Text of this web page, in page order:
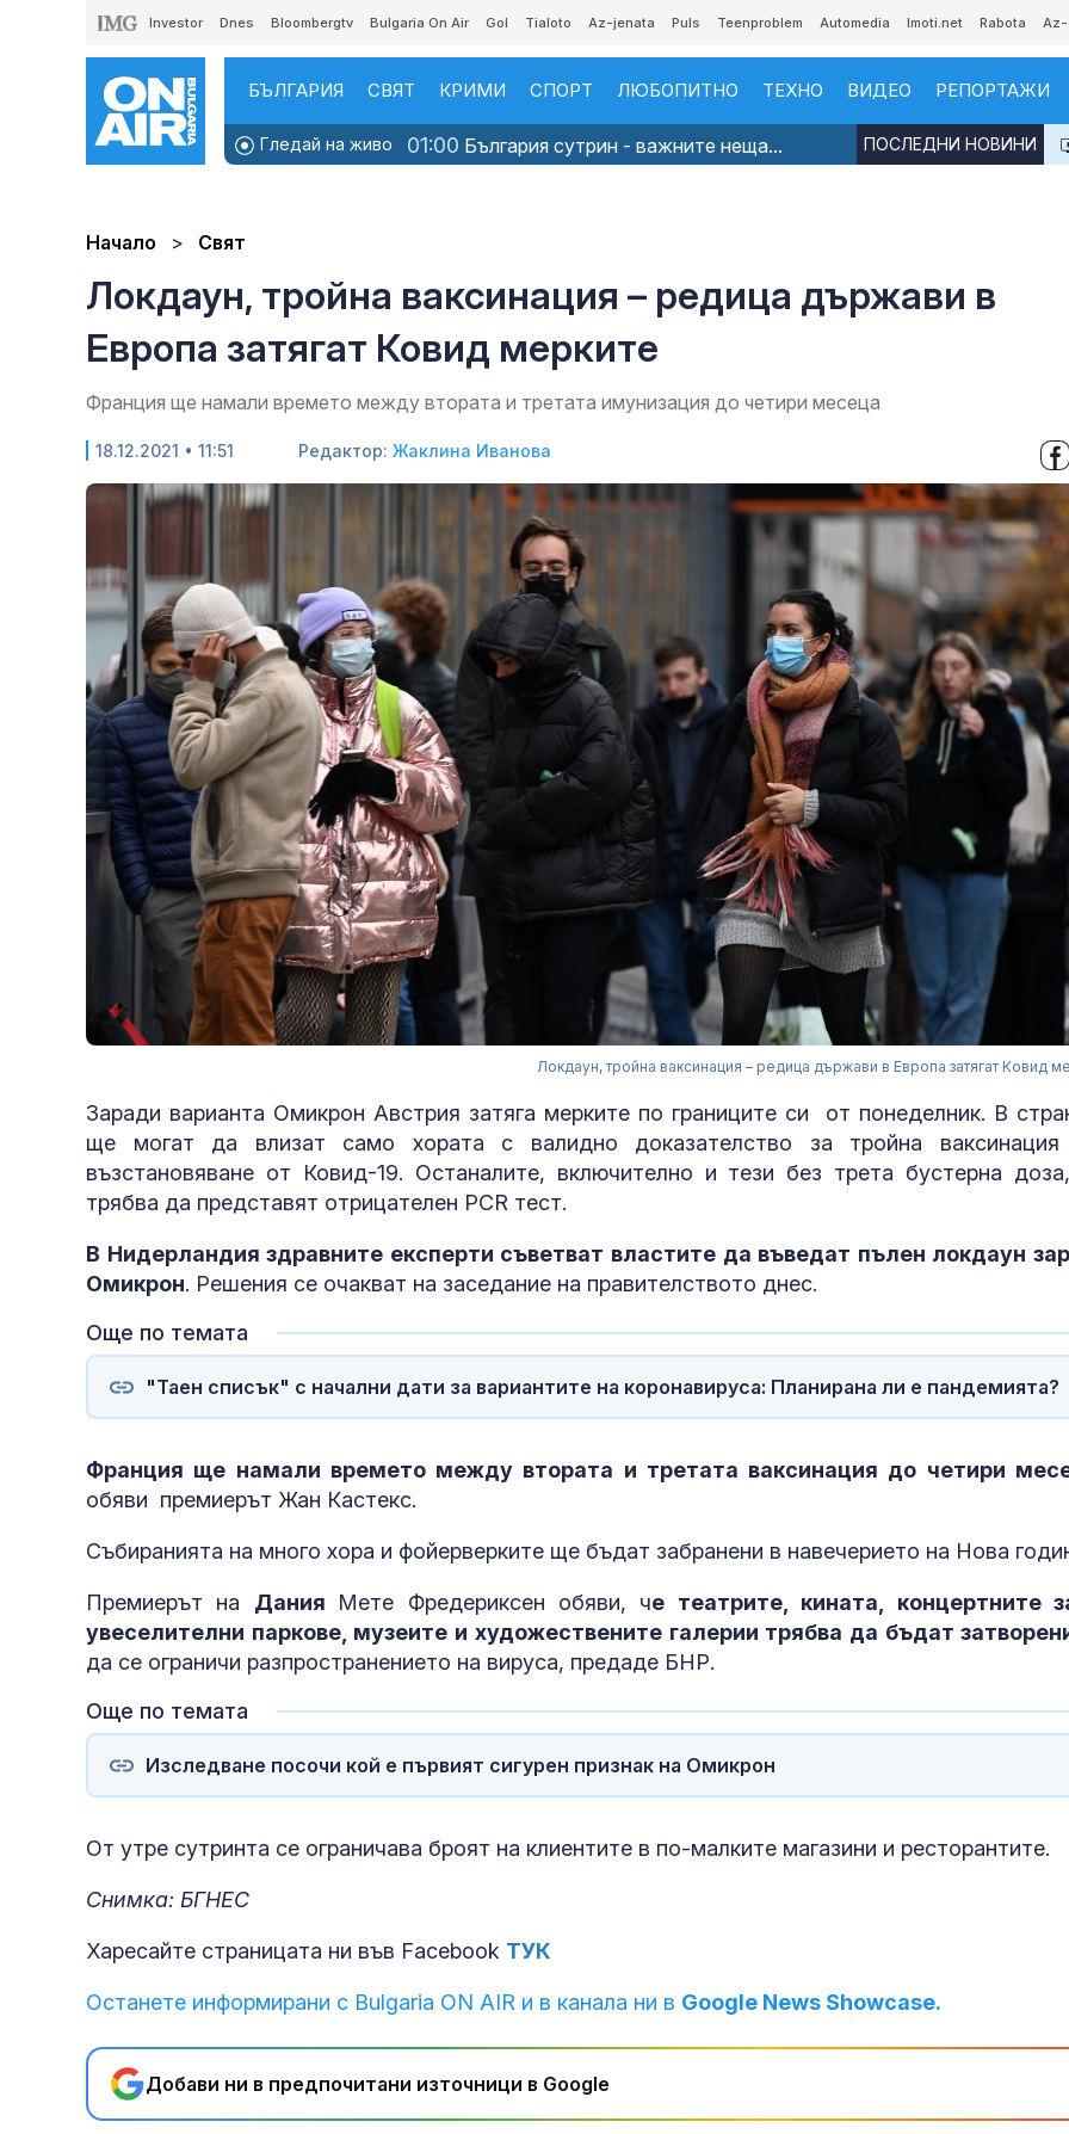
Investor Dnes Bloombergtv Bulgaria On Air Gol Tialoto Az-jenata Puls Teenproblem Automedia Imoti.net Rabota
БЪЛГАРИЯ СВЯТ КРИМИ СПОРТ ЛЮБОПИТНО ТЕХНО ВИДЕО РЕПОРТАЖИ
Гледай на живо 01:00 България сутрин - важните неща... ПОСЛЕДНИ НОВИНИ
Начало Свят
Локдаун, тройна ваксинация – редица държави в
Европа затягат Ковид мерките
Франция ще намали времето между втората и третата имунизация до четири месеца
18.12.2021 • 11:51 Редактор: Жаклина Иванова
Локдаун, тройна ваксинация – редица държави в Европа затягат Ковид
Заради варианта Омикрон Австрия затяга мерките по границите си от понеделник. В
ще могат да влизат само хората с валидно доказателство за тройна ваксинация
възстановяване от Ковид-19. Останалите, включително и тези без трета бустерна
трябва да представят отрицателен PCR тест.
В Нидерландия здравните експерти съветват властите да въведат пълен локдаун
Омикрон. Решения се очакват на заседание на правителството днес.
Още по темата
"Таен списък" с начални дати за вариантите на коронавируса: Планирана ли е пандемията?
Франция ще намали времето между втората и третата ваксинация до четири
обяви премиерът Жан Кастекс.
Събиранията на много хора и фойерверките ще бъдат забранени в навечерието на Нова
Премиерът на Дания Мете Фредериксен обяви, че театрите, кината, концертните
увеселителни паркове, музеите и художествените галерии трябва да бъдат
да се ограничи разпространението на вируса, предаде БНР.
Още по темата
Изследване посочи кой е първият сигурен признак на Омикрон
От утре сутринта се ограничава броят на клиентите в по-малките магазини и ресторантите.
Снимка: БГНЕС
Харесайте страницата ни във Facebook ТУК
Останете информирани с Bulgaria ON AIR и в канала ни в Google News Showcase.
Добави ни в предпочитани източници в Google
позиционира
дестинация
Lada Niva
хил. паунда
какво